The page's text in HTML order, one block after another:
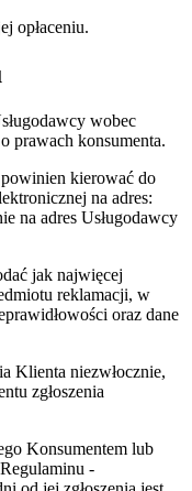
opłaceniu.
wobec
prawach konsumenta.
kierować do
na adres:
na adres Usługodawcy
jak najwięcej
reklamacji, w
oraz dane
Klienta niezwłocznie,
zgłoszenia
Konsumentem lub
-